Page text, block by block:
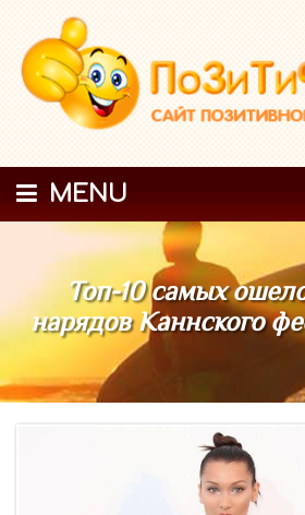
MENU
Топ-10 самых
нарядов Каннского